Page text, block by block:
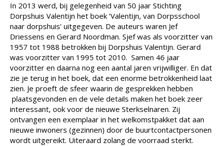
In 2013 werd, bij gelegenheid van 50 jaar Stichting
Dorpshuis Valentijn het boek ‘Valentijn, van Dorpsschool
naar dorpshuis’ uitgegeven. De auteurs waren Jef
Driessens en Gerard Noordman. Sjef was als voorzitter van
1957 tot 1988 betrokken bij Dorpshuis Valentijn. Gerard
was voorzitter van 1995 tot 2010. Samen 46 jaar
voorzitter en daarna nog een aantal jaren vrijwilliger. En dat
zie je terug in het boek, dat een enorme betrokkenheid laat
zien. Je proeft de sfeer waarin de gesprekken hebben
plaatsgevonden en de vele details maken het boek zeer
interessant, ook voor de nieuwe Sterkselnaren. Zij
ontvangen een exemplaar in het welkomstpakket dat aan
nieuwe inwoners (gezinnen) door de buurtcontactpersonen
wordt uitgereikt. Uiteraard zolang de voorraad sterkt.